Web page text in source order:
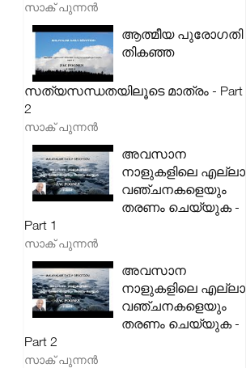
സാക് പുന്നൻ
ആത്മീയ പുരോഗതി
തികഞ്ഞ
സത്യസന്ധതയിലൂടെ മാത്രം - Part
2
സാക് പുന്നൻ
അവസാന
നാളുകളിലെ എല്ലാ
വഞ്ചനകളെയും
തരണം ചെയ്യുക -
Part 1
സാക് പുന്നൻ
അവസാന
നാളുകളിലെ എല്ലാ
വഞ്ചനകളെയും
തരണം ചെയ്യുക -
Part 2
സാക് പുന്നൻ